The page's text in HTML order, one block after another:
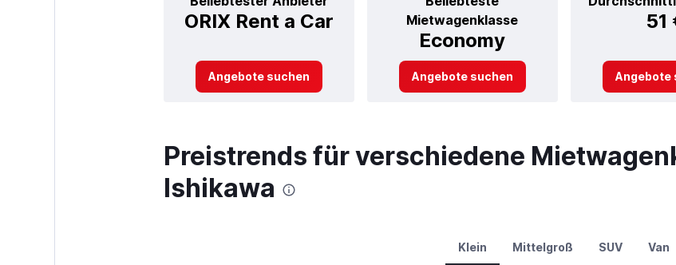
ORIX Rent a Car
Mietwagenklasse
Economy
51
Angebote suchen Angebote suchen Angebote
Preistrends für verschiedene
Ishikawa
Klein Mittelgroß SUV Van